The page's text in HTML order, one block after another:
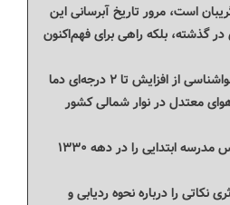
است، مرور تاریخ آبرسانی این
گذشته، بلکه راهی برای فهم‌اکنون
بررسی مدل‌های هواشناسی از افزایش تا ۲ درجه‌ای دما
معتدل در نوار شمالی کشور
تصویری از یک کلاس مدرسه ابتدایی را در دهه ۱۳۳۰
نکاتی را درباره نحوه ردیابی و